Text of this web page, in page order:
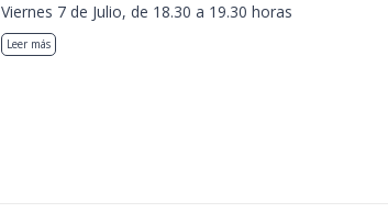
Viernes 7 de Julio, de 18.30 a 19.30 horas
Leer más